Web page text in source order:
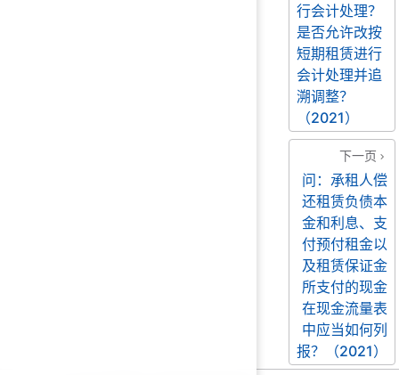
行会计处理？
是否允许改按
短期租赁进行
会计处理并追
溯调整？
（2021）
下一页
问：承租人偿
还租赁负债本
金和利息、支
付预付租金以
及租赁保证金
所支付的现金
在现金流量表
中应当如何列
报？（2021）